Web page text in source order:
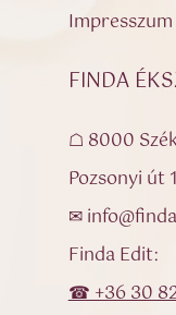
Impresszum
FINDA
☖ 8000
Pozsonyi út
✉
Finda Edit:
☎ +36 30